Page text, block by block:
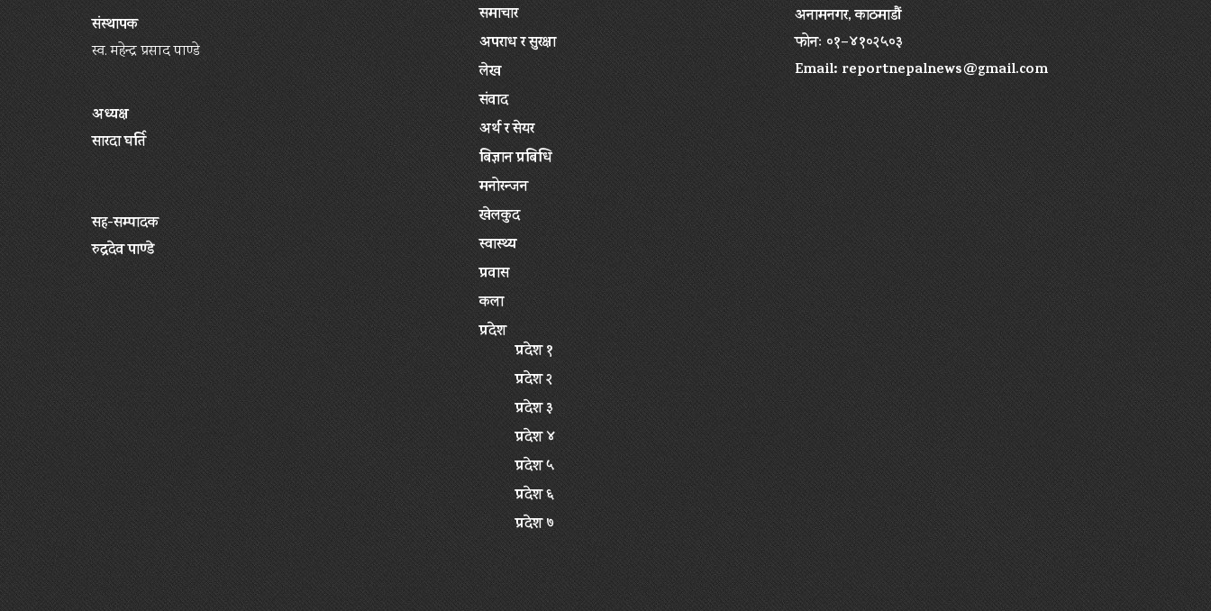
संस्थापक
स्व. महेन्द्र प्रसाद पाण्डे
अध्यक्ष
सारदा घर्ति
सह-सम्पादक
रुद्रदेव पाण्डे
समाचार
अपराध र सुरक्षा
लेख
संवाद
अर्थ र सेयर
बिज्ञान प्रबिधि
मनोरन्जन
खेलकुद
स्वास्थ्य
प्रवास
कला
प्रदेश
प्रदेश १
प्रदेश २
प्रदेश ३
प्रदेश ४
प्रदेश ५
प्रदेश ६
प्रदेश ७
अनामनगर, काठमाडौं
फोनः ०१–४१०२५०३
Email:reportnepalnews@gmail.com